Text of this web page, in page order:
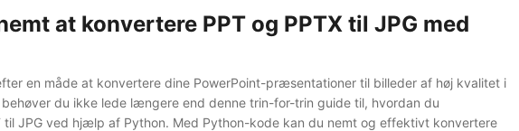
at konvertere PPT og PPTX til JPG med
en måde at konvertere dine PowerPoint-præsentationer til billeder af høj kvalitet i
behøver du ikke lede længere end denne trin-for-trin guide til, hvordan du
til JPG ved hjælp af Python. Med Python-kode kan du nemt og effektivt konvertere